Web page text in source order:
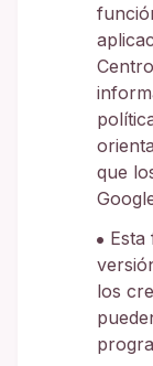
que
Esta
los